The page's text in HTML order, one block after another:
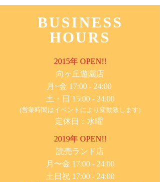
BUSINESS
HOURS
2015年 OPEN!!
​向ヶ丘遊園店
月~金 17:00 - 24:00
土・日 15:00 - 24:00
(営業時間はイベントにより変動致します)
定休日：水曜
2019年 OPEN!!
​読売ランド店
月〜金 17:00 - 24:00
土日祝 17:00 - 24:00